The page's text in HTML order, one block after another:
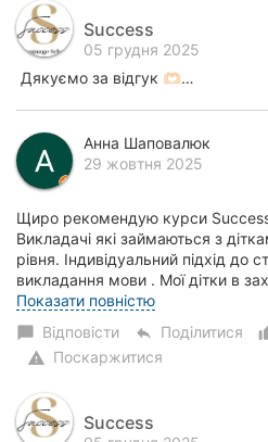
Success
05 грудня 2025
Дякуємо за відгук 🫶🏻…
Анна Шаповалюк
29 жовтня 2025
Щиро рекомендую курси
Викладачі які займаються з
рівня. Індивідуальний підхід до
викладання мови . Мої дітки в
задоволенням ідуть до Викдача
Показати повністю
chat_bubble Відповісти reply Поділитися
warning Поскаржитися
Success